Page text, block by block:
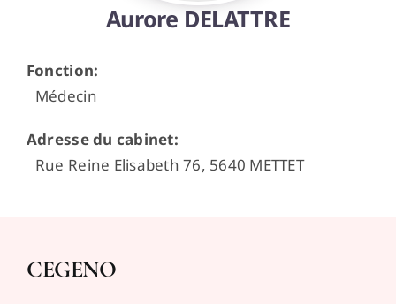
Aurore DELATTRE
Fonction:
Médecin
Adresse du cabinet:
Rue Reine Elisabeth 76, 5640 METTET
CEGENO